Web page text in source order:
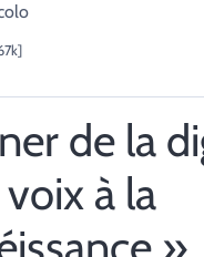
de la
à la